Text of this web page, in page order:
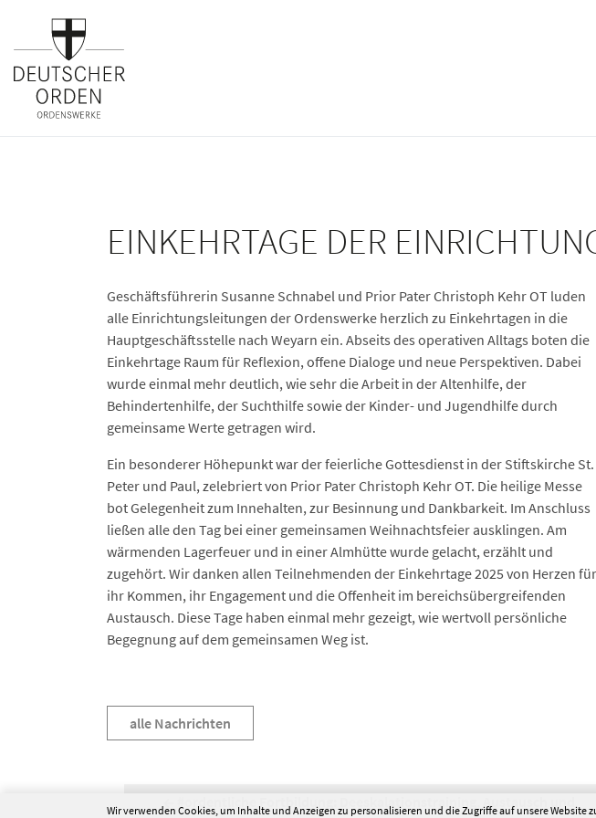
EINKEHRTAGE DER
Geschäftsführerin Susanne Schnabel und Prior Pater Christoph Kehr OT luden
alle Einrichtungsleitungen der Ordenswerke herzlich zu Einkehrtagen in die
Hauptgeschäftsstelle nach Weyarn ein. Abseits des operativen Alltags boten die
Einkehrtage Raum für Reflexion, offene Dialoge und neue Perspektiven. Dabei
wurde einmal mehr deutlich, wie sehr die Arbeit in der Altenhilfe, der
Behindertenhilfe, der Suchthilfe sowie der Kinder- und Jugendhilfe durch
gemeinsame Werte getragen wird.
Ein besonderer Höhepunkt war der feierliche Gottesdienst in der Stiftskirche St.
Peter und Paul, zelebriert von Prior Pater Christoph Kehr OT. Die heilige Messe
bot Gelegenheit zum Innehalten, zur Besinnung und Dankbarkeit. Im Anschluss
ließen alle den Tag bei einer gemeinsamen Weihnachtsfeier ausklingen. Am
wärmenden Lagerfeuer und in einer Almhütte wurde gelacht, erzählt und
zugehört. Wir danken allen Teilnehmenden der Einkehrtage 2025 von Herzen für
ihr Kommen, ihr Engagement und die Offenheit im bereichsübergreifenden
Austausch. Diese Tage haben einmal mehr gezeigt, wie wertvoll persönliche
Begegnung auf dem gemeinsamen Weg ist.
alle Nachrichten
#ordentliche Fortbildung: Deeskalationstraining, Austausch und
Wir verwenden Cookies, um Inhalte und Anzeigen zu personalisieren und die Zugriffe auf unsere